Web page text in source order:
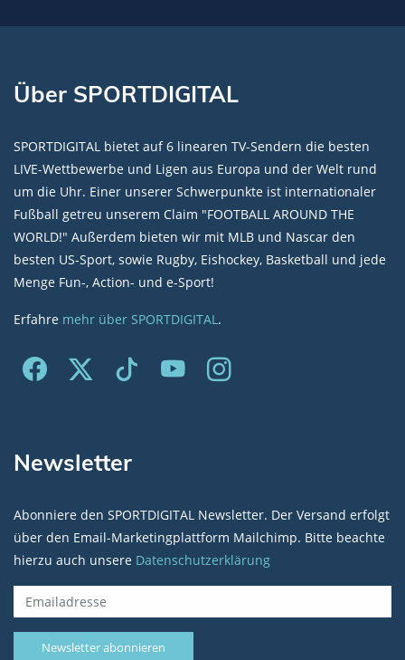
Über SPORTDIGITAL
SPORTDIGITAL bietet auf 6 linearen TV-Sendern die besten
LIVE-Wettbewerbe und Ligen aus Europa und der Welt rund
um die Uhr. Einer unserer Schwerpunkte ist internationaler
Fußball getreu unserem Claim "FOOTBALL AROUND THE
WORLD!" Außerdem bieten wir mit MLB und Nascar den
besten US-Sport, sowie Rugby, Eishockey, Basketball und jede
Menge Fun-, Action- und e-Sport!
Erfahre mehr über SPORTDIGITAL.
Newsletter
Abonniere den SPORTDIGITAL Newsletter. Der Versand erfolgt
über den Email-Marketingplattform Mailchimp. Bitte beachte
hierzu auch unsere Datenschutzerklärung